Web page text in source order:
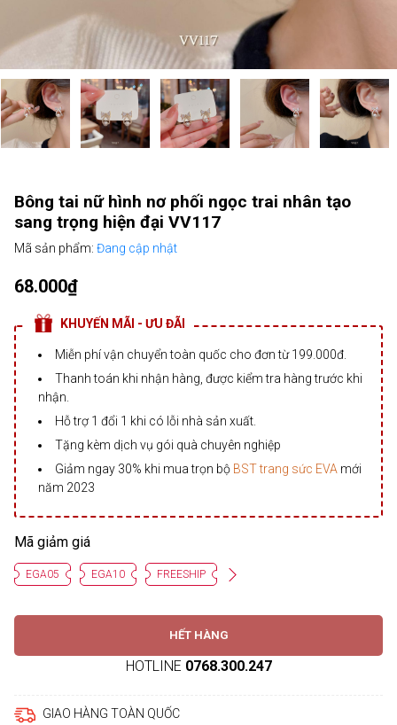
Bông tai nữ hình nơ phối ngọc trai nhân tạo
sang trọng hiện đại VV117
Mã sản phẩm: Đang cập nhật
68.000₫
KHUYẾN MÃI - ƯU ĐÃI
Miễn phí vận chuyển toàn quốc cho đơn từ 199.000đ.
Thanh toán khi nhận hàng, được kiểm tra hàng trước khi
nhận.
Hỗ trợ 1 đổi 1 khi có lỗi nhà sản xuất.
Tặng kèm dịch vụ gói quà chuyên nghiệp
Giảm ngay 30% khi mua trọn bộ BST trang sức EVA mới
năm 2023
Mã giảm giá
EGA05 EGA10 FREESHIP
HẾT HÀNG
HOTLINE 0768.300.247
GIAO HÀNG TOÀN QUỐC